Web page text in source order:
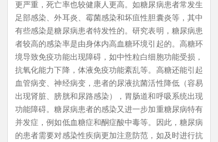
更严重，死亡率也较健康人更高。如糖尿病患者常发生
足部感染、外耳炎、霉菌感染和坏疽性胆囊炎等，其中
有些感染是糖尿病患者特发性的。研究表明，糖尿病患
者较高的感染率是由身体内高血糖环境引起的。高糖环
境导致免疫功能出现障碍，如中性粒白细胞功能受损，
抗氧化能力下降，体液免疫功能紊乱等。高糖还能引起
血管病变、神经病变，患者的尿液抗菌活性降低（容易
出现肾脏、膀胱和尿路感染），胃肠道和呼吸系统出现
功能障碍。糖尿病患者的感染又进一步加重糖尿病特有
并发症，例如低血糖症和酮症酸中毒等。因此，糖尿病
的患者需要对感染性疾病更加注意防范，如及时进行抗